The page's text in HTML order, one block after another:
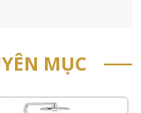
MỤC